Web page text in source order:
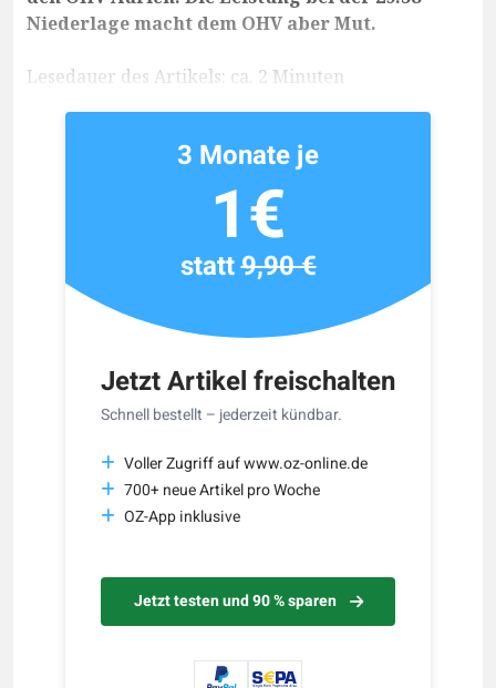
Niederlage macht dem OHV aber Mut.
Lesedauer des Artikels: ca. 2 Minuten
Jetzt Artikel freischalten
Schnell bestellt – jederzeit kündbar.
Voller Zugriff auf www.oz-online.de
700+ neue Artikel pro Woche
OZ-App inklusive
Jetzt testen und 90 % sparen
3 Monate je
1€
statt9,90 €